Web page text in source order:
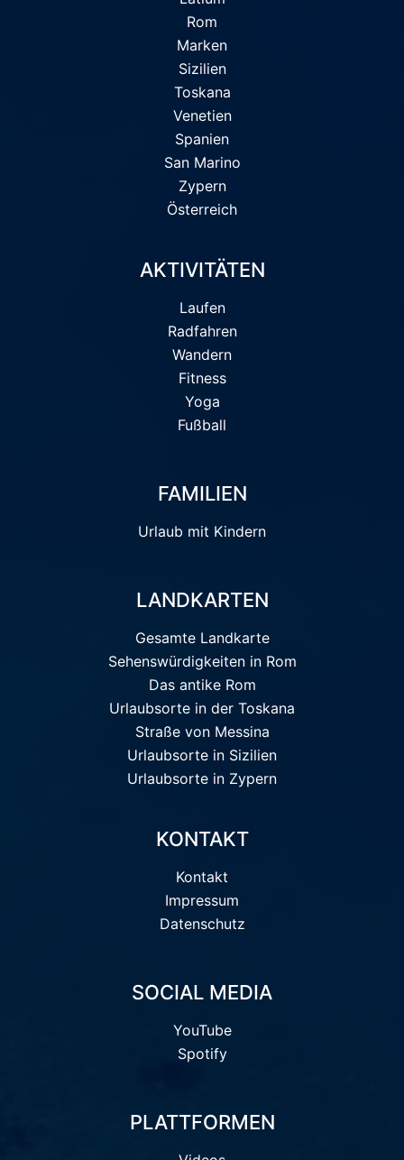
Rom
Marken
Sizilien
Toskana
Venetien
Spanien
San Marino
Zypern
Österreich
AKTIVITÄTEN
Laufen
Radfahren
Wandern
Fitness
Yoga
Fußball
FAMILIEN
Urlaub mit Kindern
LANDKARTEN
Gesamte Landkarte
Sehenswürdigkeiten in Rom
Das antike Rom
Urlaubsorte in der Toskana
Straße von Messina
Urlaubsorte in Sizilien
Urlaubsorte in Zypern
KONTAKT
Kontakt
Impressum
Datenschutz
SOCIAL MEDIA
YouTube
Spotify
PLATTFORMEN